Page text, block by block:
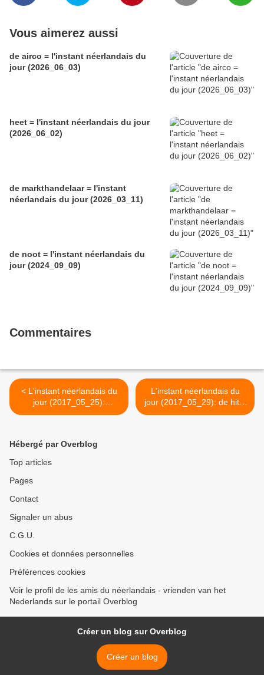
Vous aimerez aussi
de airco = l'instant néerlandais du
jour (2026_06_03)
heet = l'instant néerlandais du jour
(2026_06_02)
de markthandelaar = l'instant
néerlandais du jour (2026_03_11)
de noot = l'instant néerlandais du
jour (2024_09_09)
Commentaires
< L'instant néerlandais du
jour (2017_05_25):
Hemelvaart
L'instant néerlandais du
jour (2017_05_29): de hitte
>
Hébergé par Overblog
Top articles
Pages
Contact
Signaler un abus
C.G.U.
Cookies et données personnelles
Préférences cookies
Voir le profil de les amis du néerlandais - vrienden van het
Nederlands sur le portail Overblog
Créer un blog sur Overblog
Créer un blog